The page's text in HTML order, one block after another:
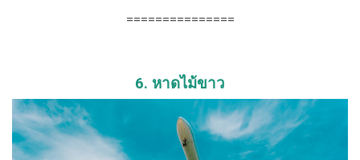
===============
6. หาดไม้ขาว